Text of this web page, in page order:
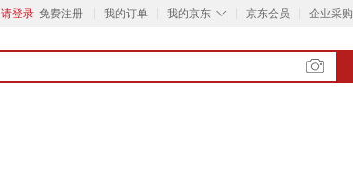
请登录 免费注册 我的订单 ◇
我的京东 京东会员 企业采购